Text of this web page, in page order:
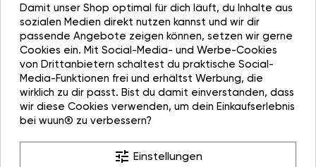
Damit unser Shop optimal für dich läuft, du Inhalte aus
sozialen Medien direkt nutzen kannst und wir dir
passende Angebote zeigen können, setzen wir gerne
Cookies ein. Mit Social-Media- und Werbe-Cookies
von Drittanbietern schaltest du praktische Social-
Media-Funktionen frei und erhältst Werbung, die
wirklich zu dir passt. Bist du damit einverstanden, dass
wir diese Cookies verwenden, um dein Einkaufserlebnis
bei wuun® zu verbessern?
tune Einstellungen